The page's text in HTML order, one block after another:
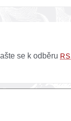
se k odběru